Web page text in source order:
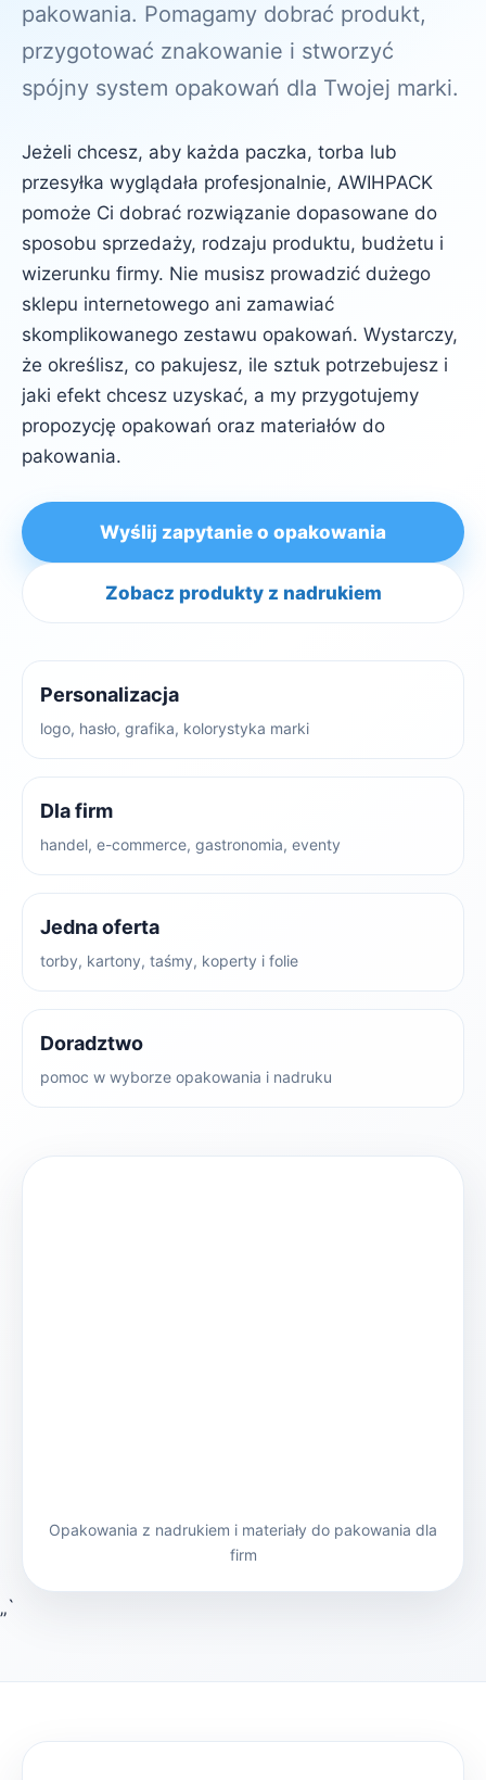
pakowania. Pomagamy dobrać produkt,
przygotować znakowanie i stworzyć
spójny system opakowań dla Twojej marki.
Jeżeli chcesz, aby każda paczka, torba lub
przesyłka wyglądała profesjonalnie, AWIHPACK
pomoże Ci dobrać rozwiązanie dopasowane do
sposobu sprzedaży, rodzaju produktu, budżetu i
wizerunku firmy. Nie musisz prowadzić dużego
sklepu internetowego ani zamawiać
skomplikowanego zestawu opakowań. Wystarczy,
że określisz, co pakujesz, ile sztuk potrzebujesz i
jaki efekt chcesz uzyskać, a my przygotujemy
propozycję opakowań oraz materiałów do
pakowania.
Wyślij zapytanie o opakowania
Zobacz produkty z nadrukiem
Personalizacja
logo, hasło, grafika, kolorystyka marki
Dla firm
handel, e-commerce, gastronomia, eventy
Jedna oferta
torby, kartony, taśmy, koperty i folie
Doradztwo
pomoc w wyborze opakowania i nadruku
Opakowania z nadrukiem i materiały do pakowania dla
firm
„`